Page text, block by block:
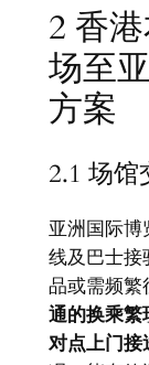
2 香
场至
方案
2.1 场
亚洲国际博
线及巴士接
品或需频繁
通的换乘繁
对点上门接